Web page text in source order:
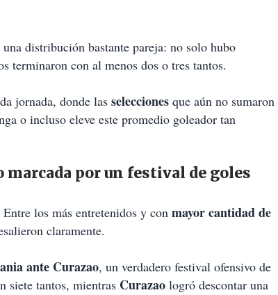
distribución bastante pareja: no solo hubo
terminaron con al menos dos o tres tantos.
jornada, donde las selecciones que aún no sumaron
o incluso eleve este promedio goleador tan
por un festival de goles
los más entretenidos y con mayor cantidad de
claramente.
ante Curazao, un verdadero festival ofensivo de
siete tantos, mientras Curazao logró descontar una